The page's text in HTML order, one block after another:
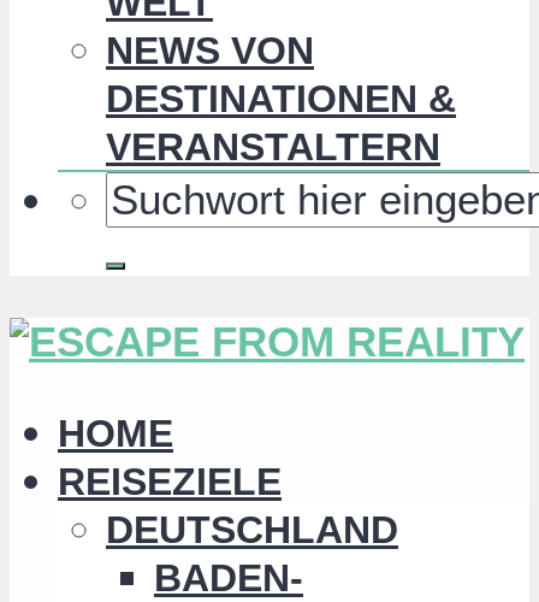
NEWS VON
DESTINATIONEN &
VERANSTALTERN
HOME
REISEZIELE
DEUTSCHLAND
BADEN-